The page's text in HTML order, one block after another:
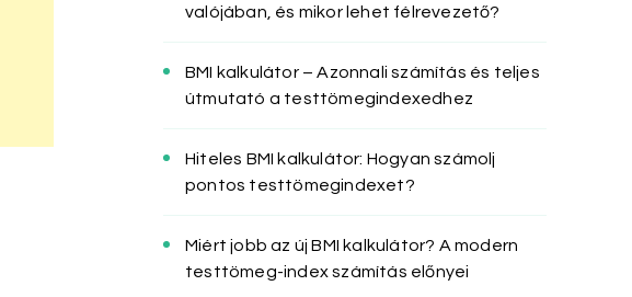
valójában, és mikor lehet félrevezető?
BMI kalkulátor – Azonnali számítás és teljes
útmutató a testtömegindexedhez
Hiteles BMI kalkulátor: Hogyan számolj
pontos testtömegindexet?
Miért jobb az új BMI kalkulátor? A modern
testtömeg-index számítás előnyei